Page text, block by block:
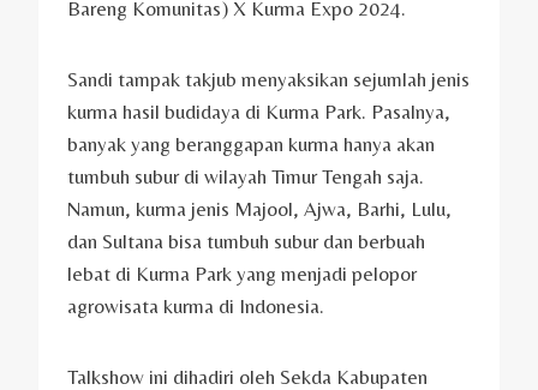
Bareng Komunitas) X Kurma Expo 2024.
Sandi tampak takjub menyaksikan sejumlah jenis
kurma hasil budidaya di Kurma Park. Pasalnya,
banyak yang beranggapan kurma hanya akan
tumbuh subur di wilayah Timur Tengah saja.
Namun, kurma jenis Majool, Ajwa, Barhi, Lulu,
dan Sultana bisa tumbuh subur dan berbuah
lebat di Kurma Park yang menjadi pelopor
agrowisata kurma di Indonesia.
Talkshow ini dihadiri oleh Sekda Kabupaten